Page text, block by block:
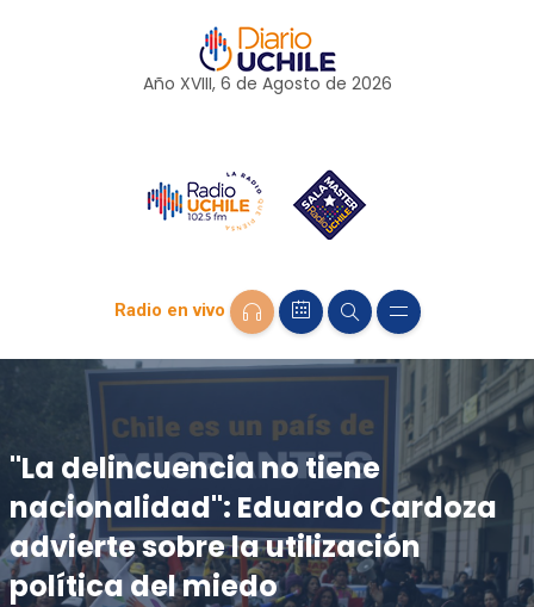
Año XVIII, 6 de Agosto de 2026
Radio en vivo
"La delincuencia no tiene
nacionalidad": Eduardo Cardoza
advierte sobre la utilización
política del miedo